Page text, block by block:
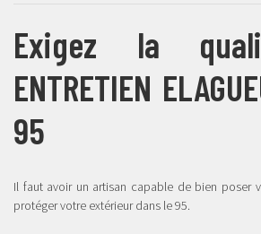
Exigez la
ENTRETIEN
95
Il faut avoir un artisan capable de bien poser
protéger votre extérieur dans le 95.